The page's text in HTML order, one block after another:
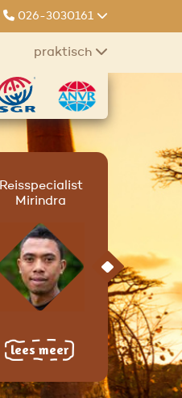
026-3030161
praktisch
Reisspecialist
Mirindra
lees meer